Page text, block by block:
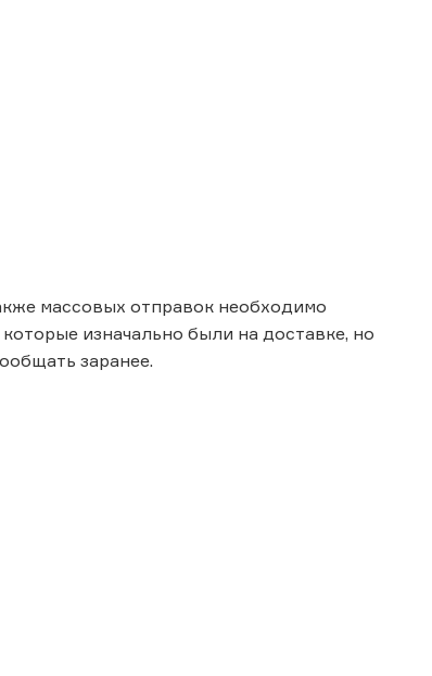
массовых отправок необходимо
изначально были на доставке, но
заранее.